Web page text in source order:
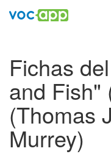
Fichas
and Fish"
(Thomas
Murrey)